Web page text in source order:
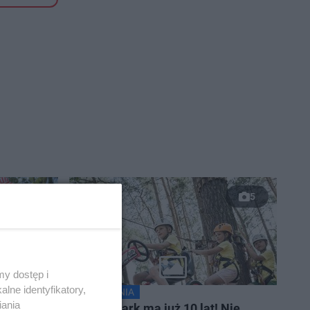
5
WYDARZENIA
dostęp i
identyfikatory,